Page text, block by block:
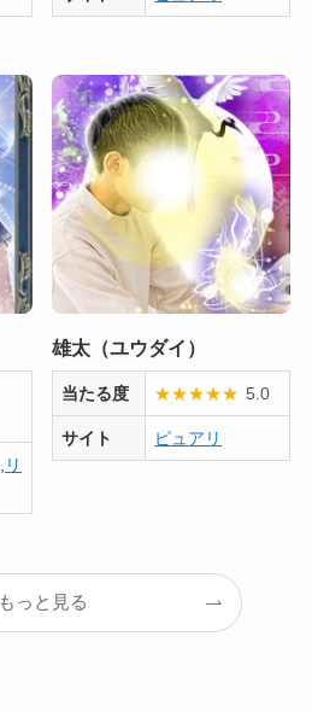
, リ
雄太（ユウダイ）
当たる度 ★★★★★ 5.0
サイト ピュアリ
もっと見る